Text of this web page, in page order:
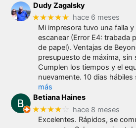
Dudy Zagalsky
★★★★★ hace 6 meses
Mi impresora tuvo una falla
escanear (Error E4: trabada
de papel). Ventajas de
presupuesto de máxima, sin
Cumplen los tiempos y el
nuevamente. 10 dias
más
Betiana Haines
★★★★ ☆
hace 8 meses
Excelentes. Rápidos, se